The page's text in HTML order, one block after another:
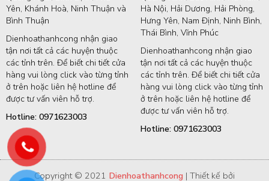
Yên, Khánh Hoà, Ninh Thuận và
Bình Thuận
Dienhoathanhcong nhận giao
tận nơi tất cả các huyện thuộc
các tỉnh trên. Để biết chi tiết cửa
hàng vui lòng click vào từng tỉnh
ở trên hoặc liên hệ hotline để
được tư vấn viên hỗ trợ.
Hotline: 0971623003
Hà Nội, Hải Dương, Hải Phòng,
Hưng Yên, Nam Định, Ninh Bình,
Thái Bình, Vĩnh Phúc
Dienhoathanhcong nhận giao
tận nơi tất cả các huyện thuộc
các tỉnh trên. Để biết chi tiết cửa
hàng vui lòng click vào từng tỉnh
ở trên hoặc liên hệ hotline để
được tư vấn viên hỗ trợ.
Hotline: 0971623003
Copyright © 2021 Dienhoathanhcong | Thiết kế bởi